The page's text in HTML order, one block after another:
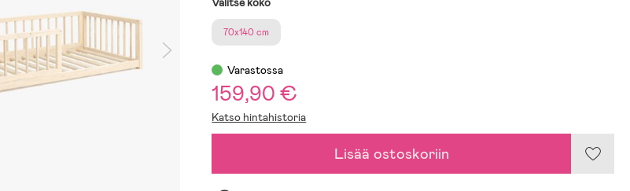
70x140 cm
Varastossa
159,90 €
Katso hintahistoria
Lisää ostoskoriin